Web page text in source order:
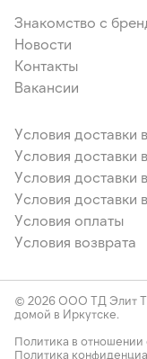
Знакомство с
Новости
Контакты
Вакансии
Условия доставки
Условия доставки
Условия доставки
Условия доставки
Условия оплаты
Условия возврата
© 2026 ООО ТД Элит
домой в Иркутске.
Политика в отношении
Политика